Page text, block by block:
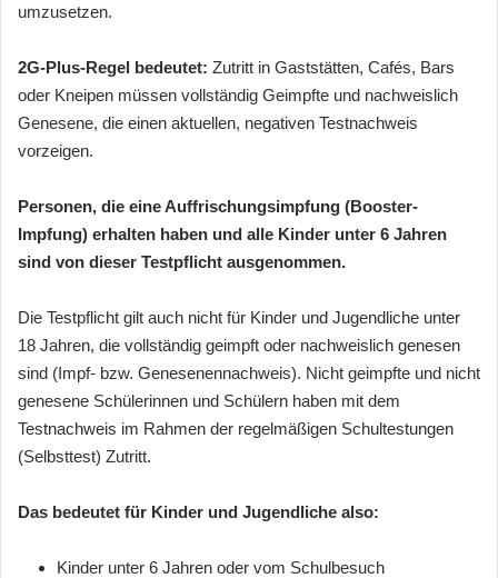
umzusetzen.
2G-Plus-Regel bedeutet: Zutritt in Gaststätten, Cafés, Bars
oder Kneipen müssen vollständig Geimpfte und nachweislich
Genesene, die einen aktuellen, negativen Testnachweis
vorzeigen.
Personen, die eine Auffrischungsimpfung (Booster-
Impfung) erhalten haben und alle Kinder unter 6 Jahren
sind von dieser Testpflicht ausgenommen.
Die Testpflicht gilt auch nicht für Kinder und Jugendliche unter
18 Jahren, die vollständig geimpft oder nachweislich genesen
sind (Impf- bzw. Genesenennachweis). Nicht geimpfte und nicht
genesene Schülerinnen und Schülern haben mit dem
Testnachweis im Rahmen der regelmäßigen Schultestungen
(Selbsttest) Zutritt.
Das bedeutet für Kinder und Jugendliche also:
Kinder unter 6 Jahren oder vom Schulbesuch